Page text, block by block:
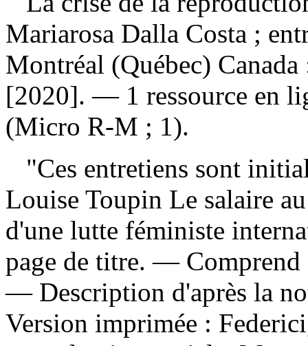
Mariarosa Dalla Costa ;
Montréal (Québec)
[2020]. — 1 ressource en
(Micro R-M ; 1).
"Ces entretiens sont
Louise Toupin Le salaire
d'une lutte féministe
page de titre. — Comprend
— Description d'après la
Version imprimée :